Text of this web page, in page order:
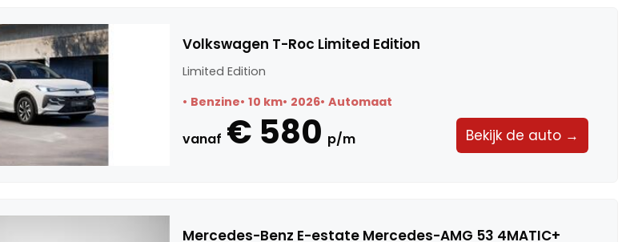
Volkswagen T-Roc Limited Edition
Limited Edition
Benzine 10 km 2026 Automaat
vanaf € 580 p/m Bekijk de auto →
Mercedes-Benz E-estate Mercedes-AMG 53 4MATIC+